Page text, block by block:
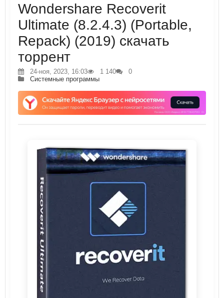
Wondershare Recoverit
Ultimate (8.2.4.3) (Portable,
Repack) (2019) скачать
торрент
24-ноя, 2023, 16:03 1 140
0
Системные программы